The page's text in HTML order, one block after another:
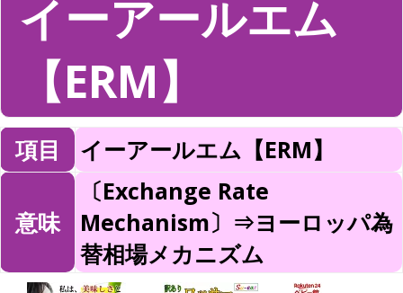
イーアールエム
【ERM】
項目 イーアールエム【ERM】
意味
〔Exchange Rate
Mechanism〕⇒ヨーロッパ為
替相場メカニズム